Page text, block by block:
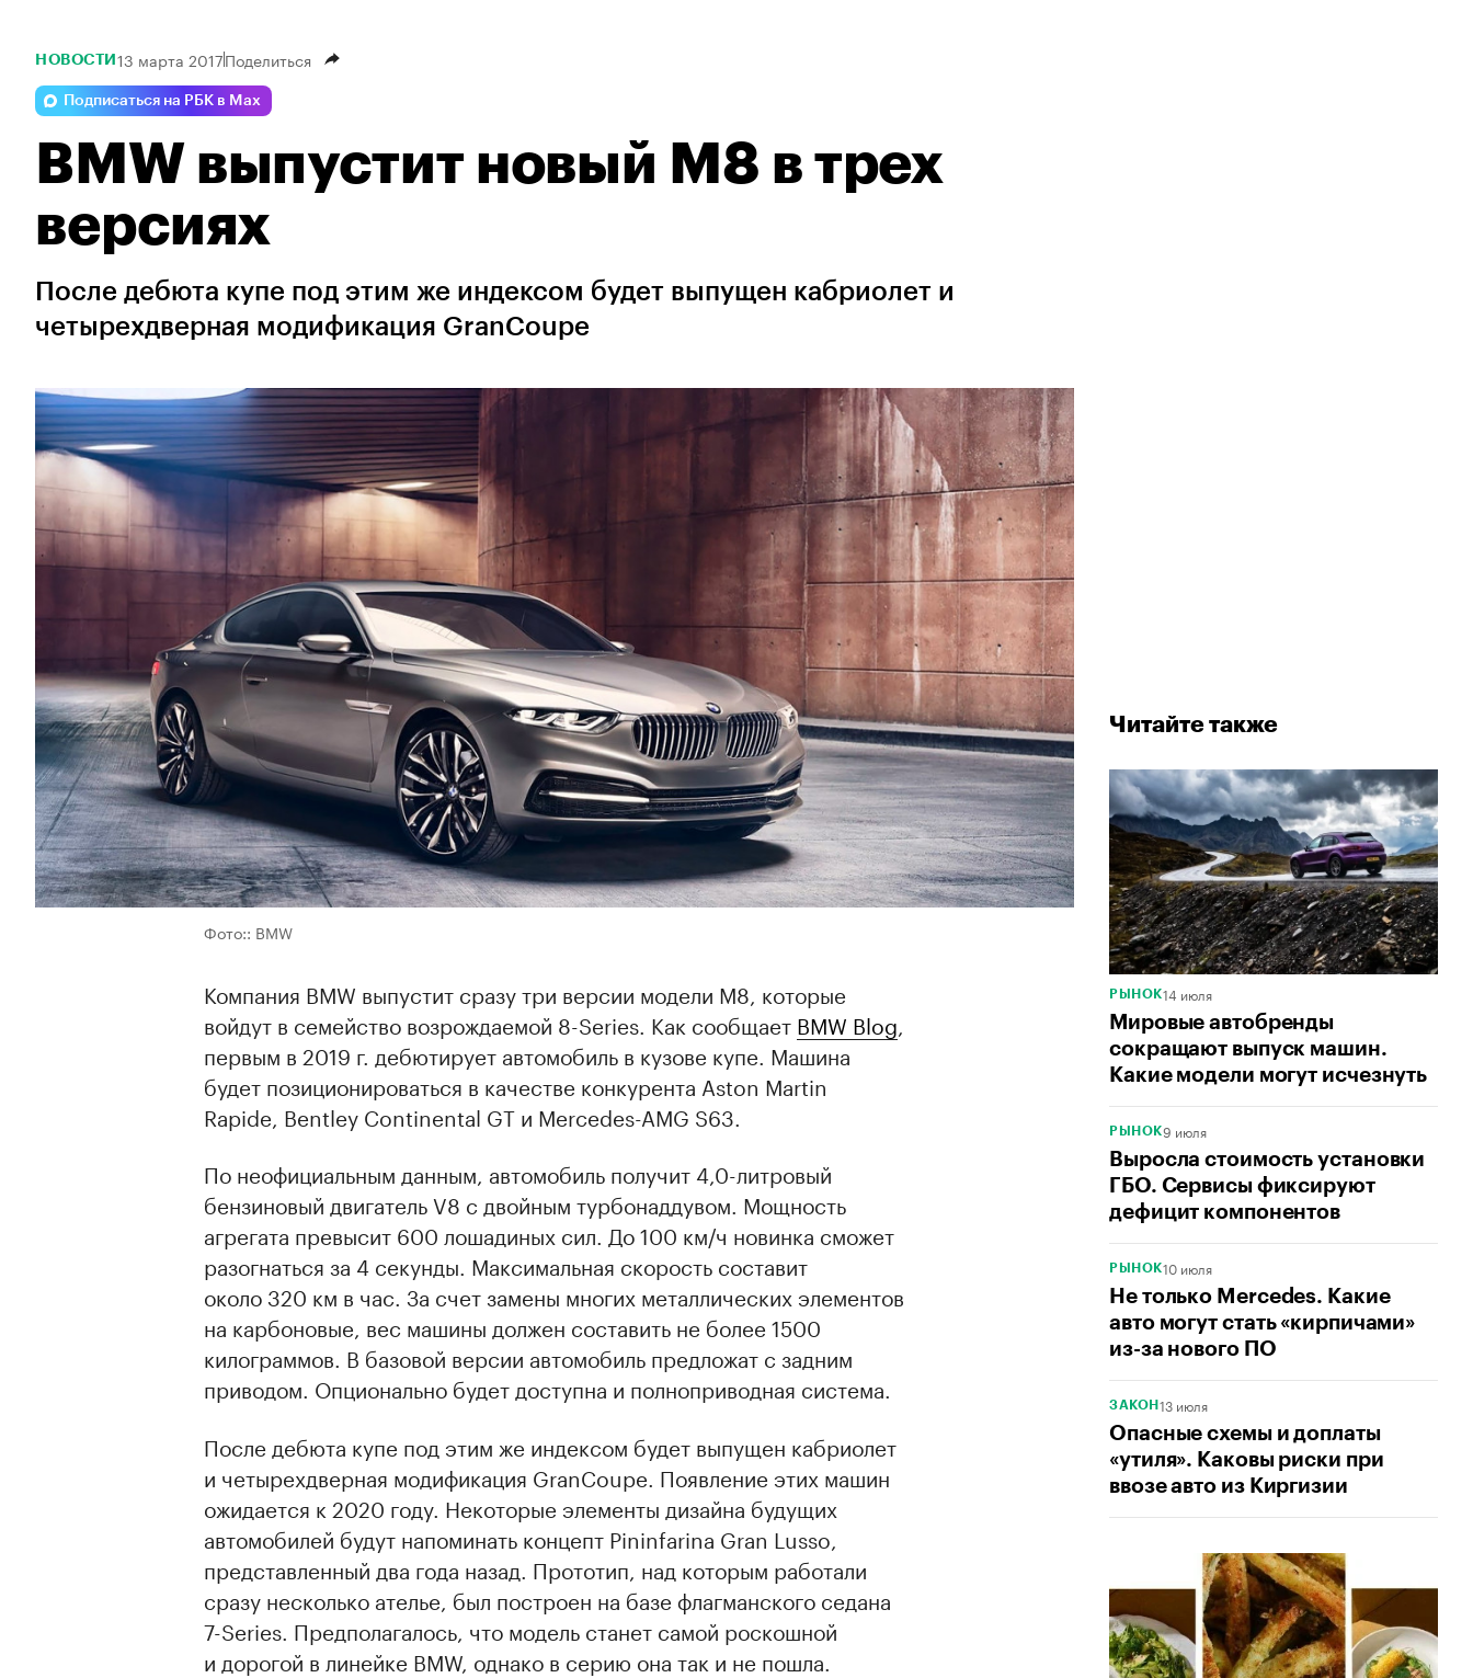
Читайте также
РЫНОК14 июля
Мировые автобренды
сокращают выпуск машин.
Какие модели могут исчезнуть
РЫНОК9 июля
Выросла стоимость установки
ГБО. Сервисы фиксируют
дефицит компонентов
РЫНОК10 июля
Не только Mercedes. Какие
авто могут стать «кирпичами»
из-за нового ПО
ЗАКОН 13 июля
Опасные схемы и доплаты
«утиля». Каковы риски при
ввозе авто из Киргизии
НОВОСТИ 13 марта 2017Поделиться
Подписаться на РБК в Max
BMW выпустит новый M8 в трех
версиях
После дебюта купе под этим же индексом будет выпущен кабриолет и
четырехдверная модификация GranCoupe
Фото:: BMW
Компания BMW выпустит сразу три версии модели M8, которые
войдут в семейство возрождаемой 8-Series. Как сообщает BMW Blog,
первым в 2019 г. дебютирует автомобиль в кузове купе. Машина
будет позиционироваться в качестве конкурента Aston Martin
Rapide, Bentley Continental GT и Mercedes-AMG S63.
По неофициальным данным, автомобиль получит 4,0-литровый
бензиновый двигатель V8 с двойным турбонаддувом. Мощность
агрегата превысит 600 лошадиных сил. До 100 км/ч новинка сможет
разогнаться за 4 секунды. Максимальная скорость составит
около 320 км в час. За счет замены многих металлических элементов
на карбоновые, вес машины должен составить не более 1500
килограммов. В базовой версии автомобиль предложат с задним
приводом. Опционально будет доступна и полноприводная система.
После дебюта купе под этим же индексом будет выпущен кабриолет
и четырехдверная модификация GranCoupe. Появление этих машин
ожидается к 2020 году. Некоторые элементы дизайна будущих
автомобилей будут напоминать концепт Pininfarina Gran Lusso,
представленный два года назад. Прототип, над которым работали
сразу несколько ателье, был построен на базе флагманского седана
7-Series. Предполагалось, что модель станет самой роскошной
и дорогой в линейке BMW, однако в серию она так и не пошла.